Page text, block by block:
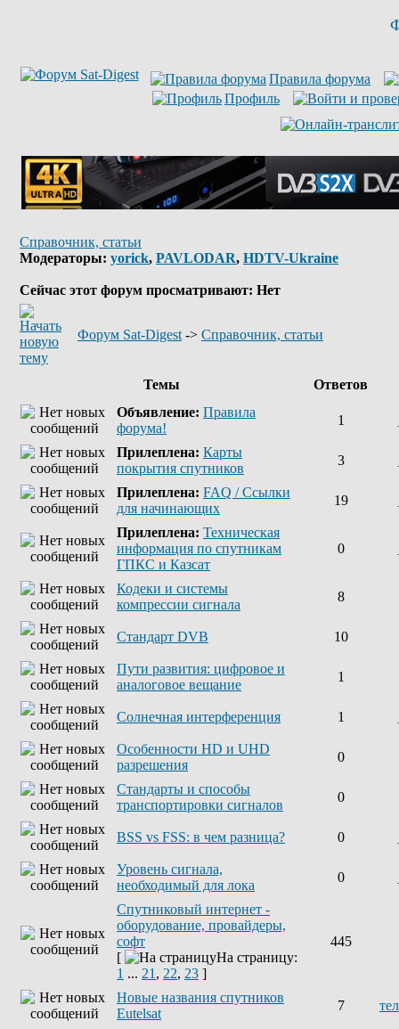
Правила форума
Профиль
Справочник, статьи
Модераторы: yorick, PAVLODAR, HDTV-Ukraine
Сейчас этот форум просматривают: Нет
Форум Sat-Digest -> Справочник, статьи
Темы
Ответов
Объявление: Правила
форума!
1
Прилеплена: Карты
покрытия спутников
3
Прилеплена: FAQ / Ссылки
для начинающих
19
Прилеплена: Техническая
информация по спутникам
ГПКС и Казсат
0
Кодеки и системы
компрессии сигнала
8
Стандарт DVB 10
Пути развития: цифровое и
аналоговое вещание
1
Солнечная интерференция 1
Особенности HD и UHD
разрешения
0
Стандарты и способы
транспортировки сигналов
0
BSS vs FSS: в чем разница? 0
Уровень сигнала,
необходимый для лока
0
Спутниковый интернет -
оборудование, провайдеры,
софт
[
На страницу:
1 ... 21 , 22, 23 ]
445
Новые названия спутников
Eutelsat
7